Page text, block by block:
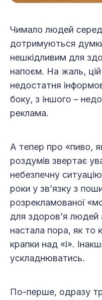
Чимало людей серед
дотримуються
нешкідливим для
напоєм. На жаль, цій
недостатня
боку, з іншого –
реклама.
А тепер про «пиво,
роздумів звертає
небезпечну
роки у зв’язку з
розрекламованої
для здоров’я людей
настала пора, як то
крапки над «і».
ускладнюватись.
По-перше, одразу